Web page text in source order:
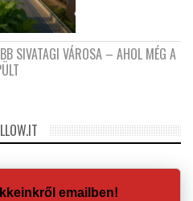
SIVATAGI VÁROSA – AHOL MÉG A
emailben!